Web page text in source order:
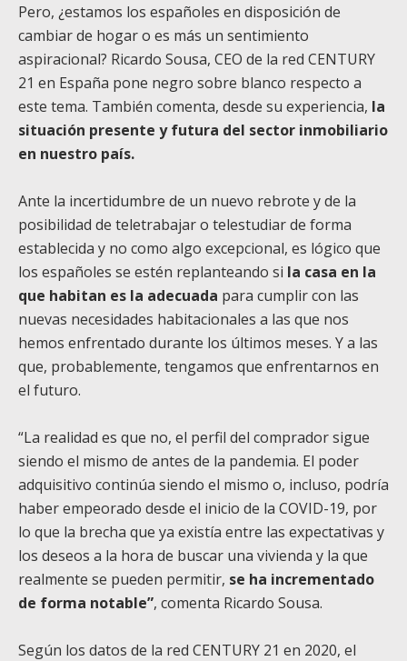
Pero, ¿estamos los españoles en disposición de
cambiar de hogar o es más un sentimiento
aspiracional? Ricardo Sousa, CEO de la red CENTURY
21 en España pone negro sobre blanco respecto a
este tema. También comenta, desde su experiencia, la
situación presente y futura del sector inmobiliario
en nuestro país.
Ante la incertidumbre de un nuevo rebrote y de la
posibilidad de teletrabajar o telestudiar de forma
establecida y no como algo excepcional, es lógico que
los españoles se estén replanteando si la casa en la
que habitan es la adecuada para cumplir con las
nuevas necesidades habitacionales a las que nos
hemos enfrentado durante los últimos meses. Y a las
que, probablemente, tengamos que enfrentarnos en
el futuro.
“La realidad es que no, el perfil del comprador sigue
siendo el mismo de antes de la pandemia. El poder
adquisitivo continúa siendo el mismo o, incluso, podría
haber empeorado desde el inicio de la COVID-19, por
lo que la brecha que ya existía entre las expectativas y
los deseos a la hora de buscar una vivienda y la que
realmente se pueden permitir, se ha incrementado
de forma notable”, comenta Ricardo Sousa.
Según los datos de la red CENTURY 21 en 2020, el